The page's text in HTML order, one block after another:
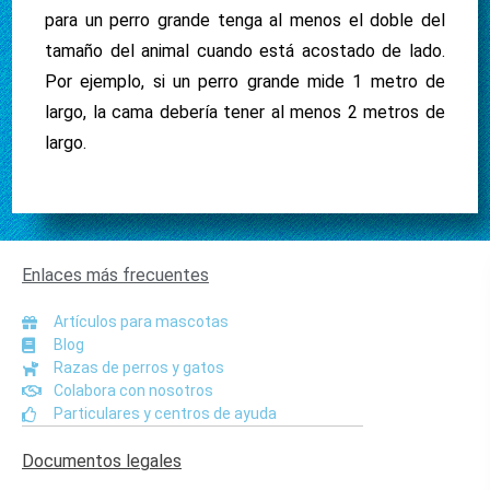
para un perro grande tenga al menos el doble del
tamaño del animal cuando está acostado de lado.
Por ejemplo, si un perro grande mide 1 metro de
largo, la cama debería tener al menos 2 metros de
largo.
Enlaces más frecuentes
Artículos para mascotas
Blog
Razas de perros y gatos
Colabora con nosotros
Particulares y centros de ayuda
Documentos legales